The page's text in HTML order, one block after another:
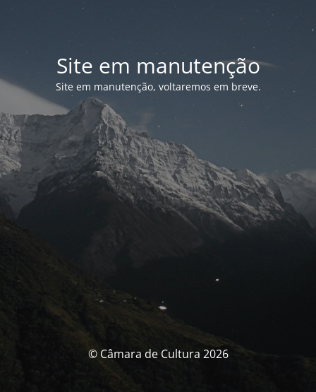
Site em manutenção
Site em manutenção, voltaremos em breve.
© Câmara de Cultura 2026